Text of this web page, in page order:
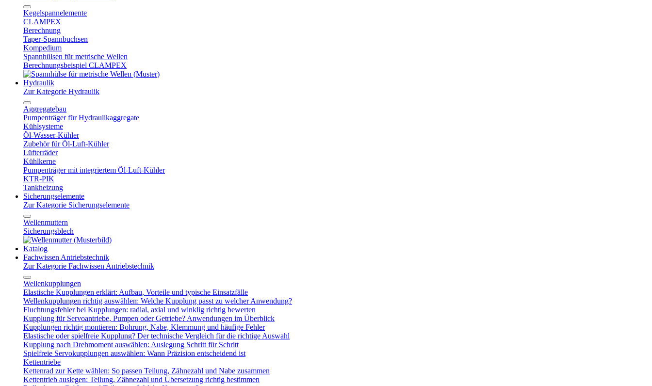
Kegelspannelemente
CLAMPEX
Berechnung
Taper-Spannbuchsen
Kompedium
Spannhülsen für metrische Wellen
Berechnungsbeispiel CLAMPEX
Hydraulik
Zur Kategorie Hydraulik
Aggregatebau
Pumpenträger für Hydraulikaggregate
Kühlsysteme
Öl-Wasser-Kühler
Zubehör für Öl-Luft-Kühler
Lüfterräder
Kühlkerne
Pumpenträger mit integriertem Öl-Luft-Kühler
KTR-PIK
Tankheizung
Sicherungselemente
Zur Kategorie Sicherungselemente
Wellenmuttern
Sicherungsblech
Katalog
Fachwissen Antriebstechnik
Zur Kategorie Fachwissen Antriebstechnik
Wellenkupplungen
Elastische Kupplungen erklärt: Aufbau, Vorteile und typische Einsatzfälle
Wellenkupplungen richtig auswählen: Welche Kupplung passt zu welcher Anwendung?
Fluchtungsfehler bei Kupplungen: radial, axial und winklig richtig bewerten
Kupplung für Servoantriebe, Pumpen oder Getriebe? Anwendungen im Überblick
Kupplungen richtig montieren: Bohrung, Nabe, Klemmung und häufige Fehler
Elastische oder spielfreie Kupplung? Der technische Vergleich für die richtige Auswahl
Kupplung nach Drehmoment auswählen: Auslegung Schritt für Schritt
Spielfreie Servokupplungen auswählen: Wann Präzision entscheidend ist
Kettentriebe
Kettenrad zur Kette wählen: So passen Teilung, Zähnezahl und Nabe zusammen
Kettentrieb auslegen: Teilung, Zähnezahl und Übersetzung richtig bestimmen